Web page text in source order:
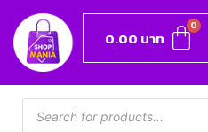
0.00 บาท